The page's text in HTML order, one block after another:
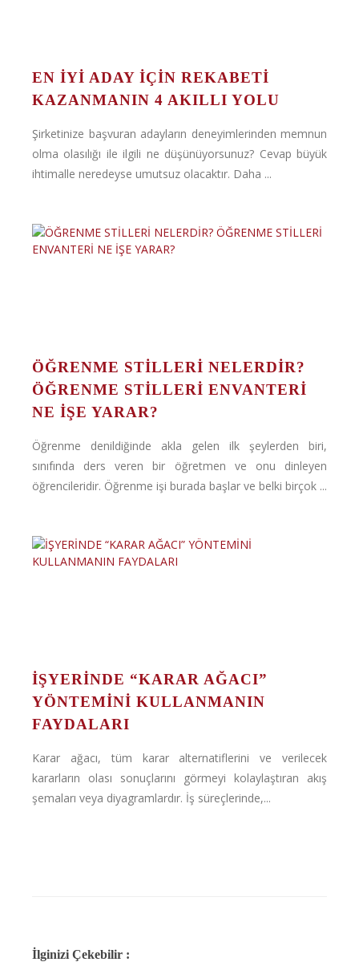
EN İYI ADAY IÇIN REKABETI
KAZANMANIN 4 AKILLI YOLU
Şirketinize başvuran adayların deneyimlerinden memnun
olma olasılığı ile ilgili ne düşünüyorsunuz? Cevap büyük
ihtimalle neredeyse umutsuz olacaktır. Daha ...
ÖĞRENME STİLLERİ NELERDİR?
ÖĞRENME STİLLERİ ENVANTERİ
NE İŞE YARAR?
Öğrenme denildiğinde akla gelen ilk şeylerden biri,
sınıfında ders veren bir öğretmen ve onu dinleyen
öğrencileridir. Öğrenme işi burada başlar ve belki birçok ...
İŞYERİNDE “KARAR AĞACI”
YÖNTEMİNİ KULLANMANIN
FAYDALARI
Karar ağacı, tüm karar alternatiflerini ve verilecek
kararların olası sonuçlarını görmeyi kolaylaştıran akış
şemaları veya diyagramlardır. İş süreçlerinde,...
İlginizi Çekebilir :